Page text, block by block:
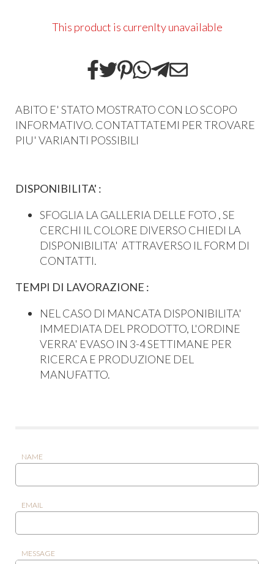
This product is currenlty unavailable
ABITO E' STATO MOSTRATO CON LO SCOPO
INFORMATIVO. CONTATTATEMI PER TROVARE
PIU' VARIANTI POSSIBILI
DISPONIBILITA' :
SFOGLIA LA GALLERIA DELLE FOTO , SE
CERCHI IL COLORE DIVERSO CHIEDI LA
DISPONIBILITA' ATTRAVERSO IL FORM DI
CONTATTI.
TEMPI DI LAVORAZIONE :
NEL CASO DI MANCATA DISPONIBILITA'
IMMEDIATA DEL PRODOTTO, L'ORDINE
VERRA' EVASO IN 3-4 SETTIMANE PER
RICERCA E PRODUZIONE DEL
MANUFATTO.
NAME
EMAIL
MESSAGE